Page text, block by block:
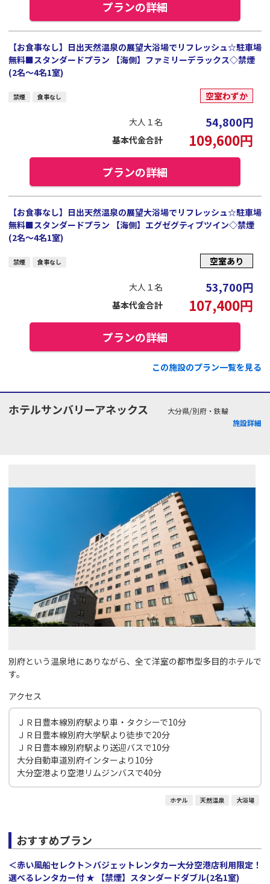
プランの詳細
【お食事なし】日出天然温泉の展望大浴場でリフレッシュ☆駐車場
無料■スタンダードプラン 【海側】ファミリーデラックス◇禁煙
(2名～4名1室)
禁煙 食事なし 空室わずか
大人１名 54,800円
基本代金合計 109,600円
プランの詳細
【お食事なし】日出天然温泉の展望大浴場でリフレッシュ☆駐車場
無料■スタンダードプラン 【海側】エグゼグティブツイン◇禁煙
(2名～4名1室)
禁煙 食事なし 空室あり
大人１名 53,700円
基本代金合計 107,400円
プランの詳細
この施設のプラン一覧を見る
ホテルサンバリーアネックス
大分県/別府・鉄輪
施設詳細
別府という温泉地にありながら、全て洋室の都市型多目的ホテルで
す。
アクセス
ＪＲ日豊本線別府駅より車・タクシーで10分
ＪＲ日豊本線別府大学駅より徒歩で20分
ＪＲ日豊本線別府駅より送迎バスで10分
大分自動車道別府インターより10分
大分空港より空港リムジンバスで40分
ホテル 天然温泉 大浴場
おすすめプラン
＜赤い風船セレクト＞バジェットレンタカー大分空港店利用限定！
選べるレンタカー付 ★ 【禁煙】スタンダードダブル(2名1室)